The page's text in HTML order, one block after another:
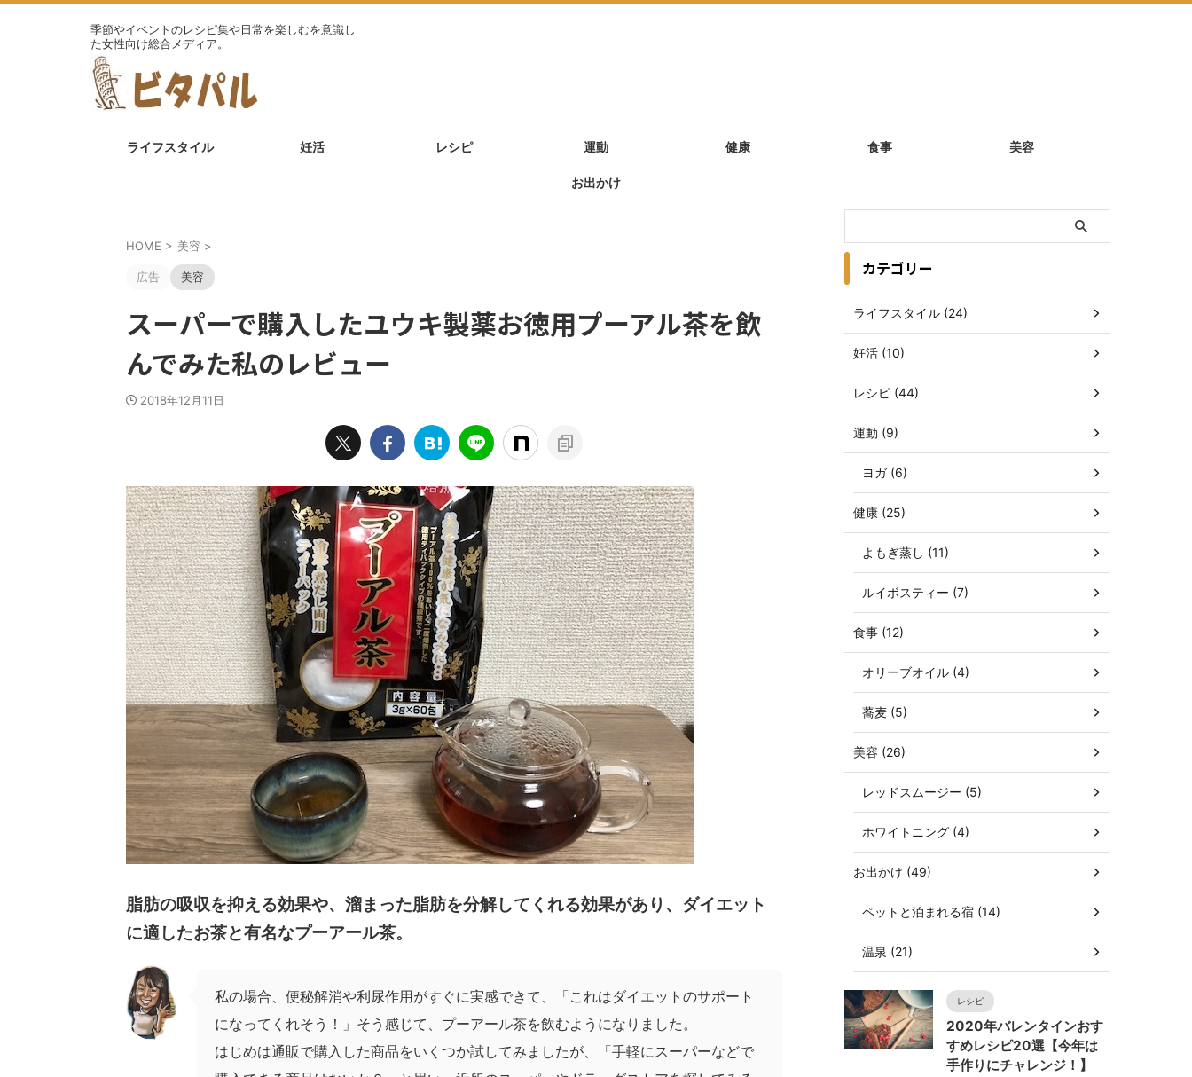
季節やイベントのレシピ集や日常を楽しむを意識し
た女性向け総合メディア。
ライフスタイル 妊活 レシピ 運動 健康 食事 美容
お出かけ
HOME > 美容 >
広告 美容
スーパーで購入したユウキ製薬お徳用プーアル茶を飲
んでみた私のレビュー
2018年12月11日
脂肪の吸収を抑える効果や、溜まった脂肪を分解してくれる効果があり、ダイエット
に適したお茶と有名なプーアール茶。
私の場合、便秘解消や利尿作用がすぐに実感できて、「これはダイエットのサポート
になってくれそう！」そう感じて、プーアール茶を飲むようになりました。
はじめは通販で購入した商品をいくつか試してみましたが、「手軽にスーパーなどで
カテゴリー
ライフスタイル (24)
妊活 (10)
レシピ (44)
運動 (9)
ヨガ (6)
健康 (25)
よもぎ蒸し (11)
ルイボスティー (7)
食事 (12)
オリーブオイル (4)
蕎麦 (5)
美容 (26)
レッドスムージー (5)
ホワイトニング (4)
お出かけ (49)
ペットと泊まれる宿 (14)
温泉 (21)
レシピ
2020年バレンタインおす
すめレシピ20選【今年は
手作りにチャレンジ！】